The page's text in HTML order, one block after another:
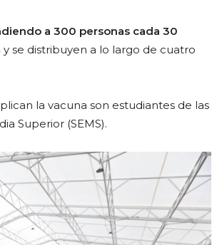
a 300 personas cada 30
se distribuyen a lo largo de cuatro
la vacuna son estudiantes de las
Superior (SEMS).